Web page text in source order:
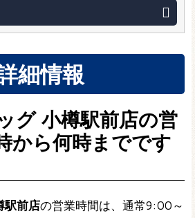
細情報
グ 小樽駅前店の営
から何時までです
駅前店の営業時間は、通常9:00～